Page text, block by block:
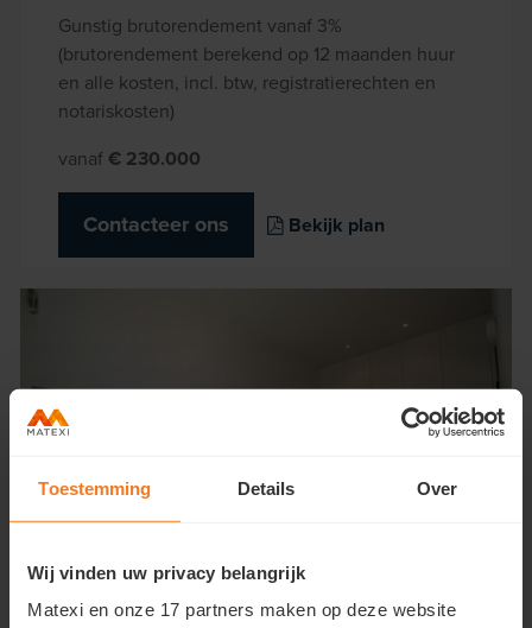
Toestemming Details Over
Wij vinden uw privacy belangrijk
Matexi en onze 17 partners maken op deze website
Gunstig brutorendement vanaf 3%
(brutorendement berekend op 12 maanden huur
en alle kosten, incl. btw, registratierechten en
notariskosten)
vanaf€ 230.000
Contacteer ons Bekijk plan